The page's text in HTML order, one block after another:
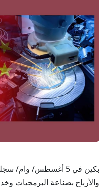
بكين في 5 أغسطس/ وام/
والأرباح بصناعة البرمجيات